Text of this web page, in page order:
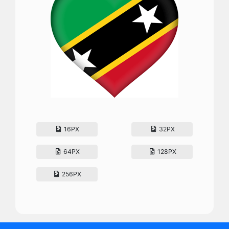
16PX 32PX
64PX 128PX
256PX